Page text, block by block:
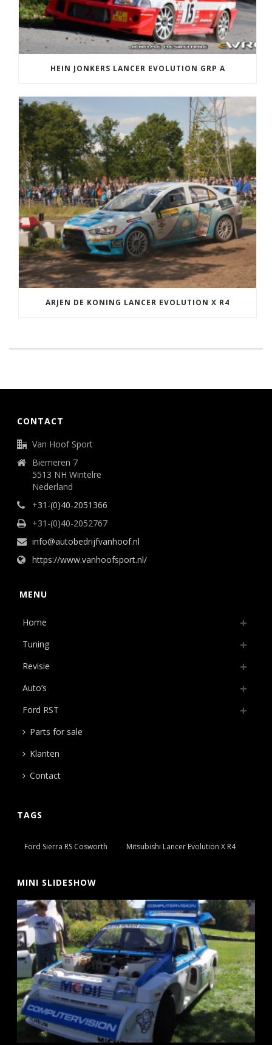
HEIN JONKERS LANCER EVOLUTION GRP A
ARJEN DE KONING LANCER EVOLUTION X R4
CONTACT
Van Hoof Sport
Biemeren 7
5513 NH Wintelre
Nederland
+31-(0)40-2051366
+31-(0)40-2052767
info@autobedrijfvanhoof.nl
https://www.vanhoofsport.nl/
MENU
Home
Tuning
Revisie
Auto’s
Ford RST
Parts for sale
Klanten
Contact
TAGS
Ford Sierra RS Cosworth Mitsubishi Lancer Evolution X R4
MINI SLIDESHOW